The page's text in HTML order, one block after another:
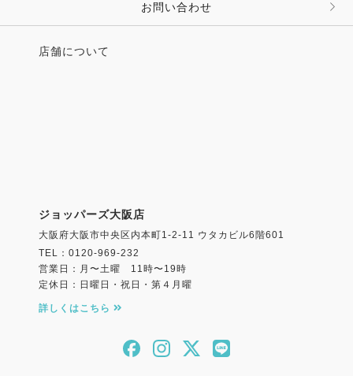
お問い合わせ
店舗について
ジョッパーズ大阪店
大阪府大阪市中央区内本町1-2-11 ウタカビル6階601
TEL：0120-969-232
営業日：月〜土曜 11時〜19時
定休日：日曜日・祝日・第４月曜
詳しくはこちら